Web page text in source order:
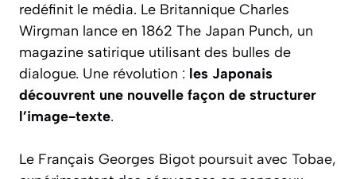
redéfinit le média. Le Britannique Charles
Wirgman lance en 1862 The Japan Punch, un
magazine satirique utilisant des bulles de
dialogue. Une révolution : les Japonais
découvrent une nouvelle façon de structurer
l’image-texte.
Le Français Georges Bigot poursuit avec Tobae,